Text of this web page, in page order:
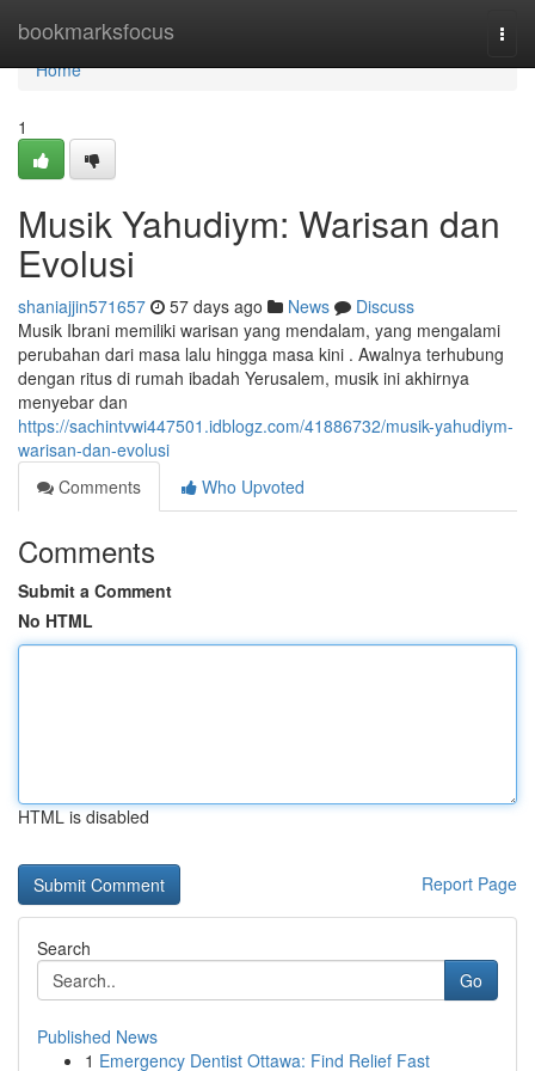
bookmarksfocus
Home
Home
1
Musik Yahudiym: Warisan dan
Evolusi
shaniajjin571657 57 days ago News
Discuss
Musik Ibrani memiliki warisan yang mendalam, yang mengalami
perubahan dari masa lalu hingga masa kini . Awalnya terhubung
dengan ritus di rumah ibadah Yerusalem, musik ini akhirnya
menyebar dan
https://sachintvwi447501.idblogz.com/41886732/musik-yahudiym-
warisan-dan-evolusi
Comments
Who Upvoted
Comments
Submit a Comment
No HTML
HTML is disabled
Report Page
Search
Go
Published News
1 Emergency Dentist Ottawa: Find Relief Fast